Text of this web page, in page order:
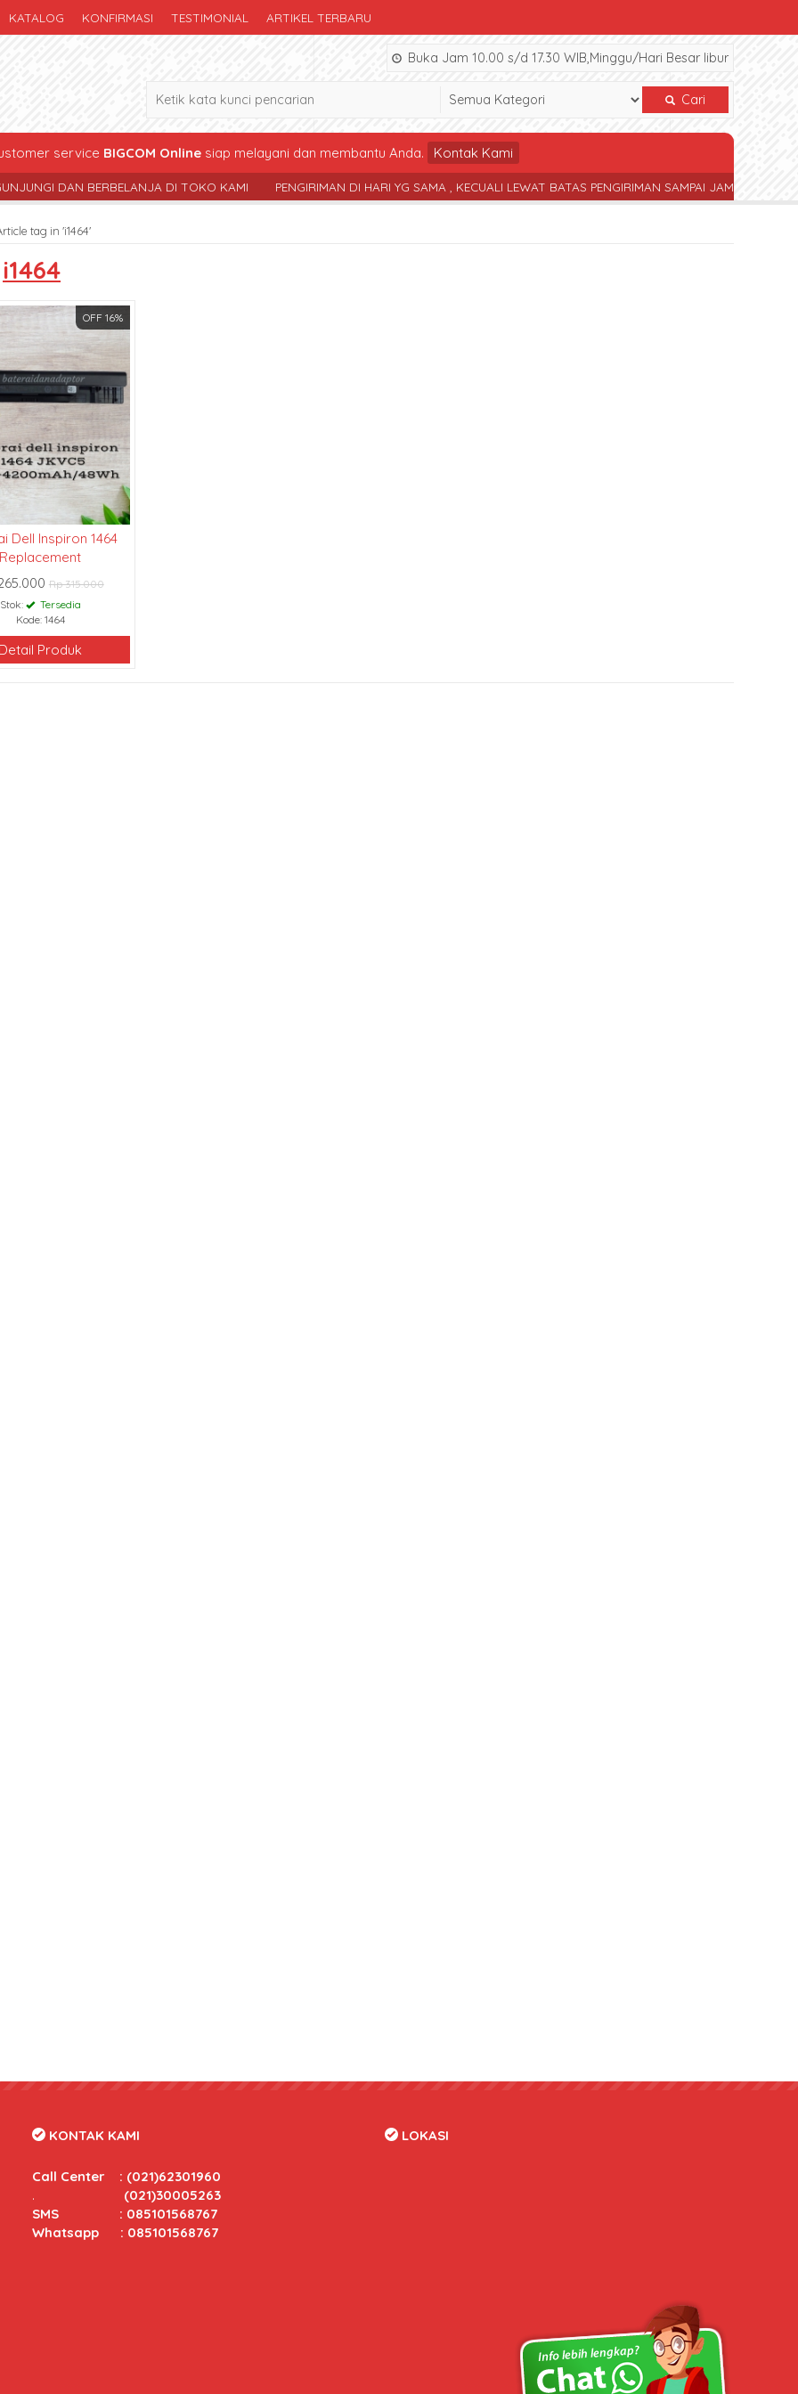
KATALOG KONFIRMASI TESTIMONIAL ARTIKEL TERBARU
Buka Jam 10.00 s/d 17.30 WIB,Minggu/Hari Besar libur
Cari
service BIGCOM Onlinesiap melayani dan membantu Anda. Kontak Kami
DAN BERBELANJA DI TOKO KAMI PENGIRIMAN DI HARI YG SAMA , KECUALI LEWAT BATAS PENGIRIMAN SAMPAI JAM 17.30 WIB
tag in 'i1464'
i1464
OFF 16%
Dell Inspiron 1464
Replacement
Rp 315.000
Stok:
Tersedia
Kode: 1464
Detail Produk
. (021)30005263
SMS : 085101568767
Whatsapp : 085101568767
Copyright © 2020 bateraidanadaptor.com - All rights reserved.